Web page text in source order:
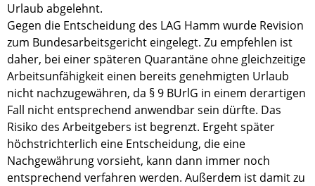
Urlaub abgelehnt.
Gegen die Entscheidung des LAG Hamm wurde Revision
zum Bundesarbeitsgericht eingelegt. Zu empfehlen ist
daher, bei einer späteren Quarantäne ohne gleichzeitige
Arbeitsunfähigkeit einen bereits genehmigten Urlaub
nicht nachzugewähren, da § 9 BUrlG in einem derartigen
Fall nicht entsprechend anwendbar sein dürfte. Das
Risiko des Arbeitgebers ist begrenzt. Ergeht später
höchstrichterlich eine Entscheidung, die eine
Nachgewährung vorsieht, kann dann immer noch
entsprechend verfahren werden. Außerdem ist damit zu